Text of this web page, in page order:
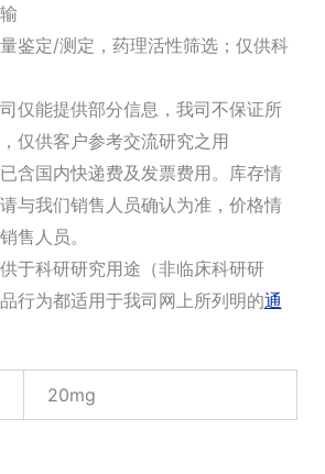
鉴定/测定，药理活性筛选；仅供科
仅能提供部分信息，我司不保证所
仅供客户参考交流研究之用
含国内快递费及发票费用。库存情
与我们销售人员确认为准，价格情
售人员。
于科研研究用途（非临床科研研
行为都适用于我司网上所列明的通
20mg